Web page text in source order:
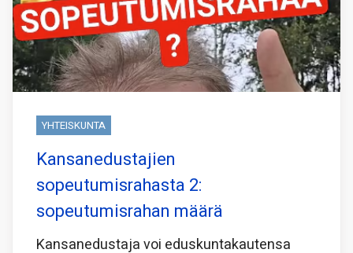
YHTEISKUNTA
Kansanedustajien
sopeutumisrahasta 2:
sopeutumisrahan määrä
Kansanedustaja voi eduskuntakautensa